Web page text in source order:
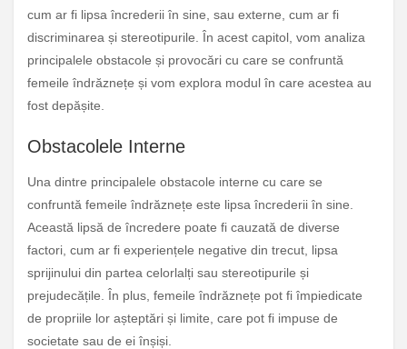
cum ar fi lipsa încrederii în sine, sau externe, cum ar fi
discriminarea și stereotipurile. În acest capitol, vom analiza
principalele obstacole și provocări cu care se confruntă
femeile îndrăznețe și vom explora modul în care acestea au
fost depășite.
Obstacolele Interne
Una dintre principalele obstacole interne cu care se
confruntă femeile îndrăznețe este lipsa încrederii în sine.
Această lipsă de încredere poate fi cauzată de diverse
factori, cum ar fi experiențele negative din trecut, lipsa
sprijinului din partea celorlalți sau stereotipurile și
prejudecățile. În plus, femeile îndrăznețe pot fi împiedicate
de propriile lor așteptări și limite, care pot fi impuse de
societate sau de ei înșiși.